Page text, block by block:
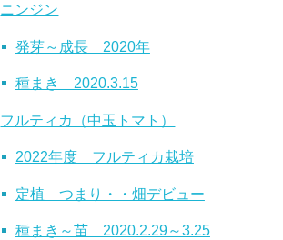
ニンジン
発芽～成長 2020年
種まき 2020.3.15
フルティカ（中玉トマト）
2022年度 フルティカ栽培
定植 つまり・・畑デビュー
種まき～苗 2020.2.29～3.25